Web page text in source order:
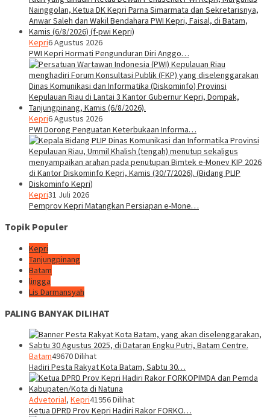
Kepri6 Agustus 2026
PWI Kepri Hormati Pengunduran Diri Anggo…
Kepri6 Agustus 2026
PWI Dorong Penguatan Keterbukaan Informa…
Kepri31 Juli 2026
Pemprov Kepri Matangkan Persiapan e-Mone…
Topik Populer
Kepri
Tanjungpinang
Batam
lingga
Lis Darmansyah
PALING BANYAK DILIHAT
Batam49670 Dilihat
Hadiri Pesta Rakyat Kota Batam, Sabtu 30…
Advetorial, Kepri41956 Dilihat
Ketua DPRD Prov Kepri Hadiri Rakor FORKO…